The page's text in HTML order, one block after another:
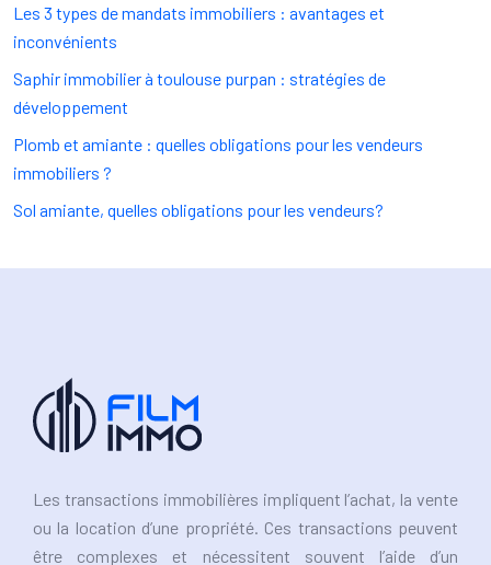
Les 3 types de mandats immobiliers : avantages et
inconvénients
Saphir immobilier à toulouse purpan : stratégies de
développement
Plomb et amiante : quelles obligations pour les vendeurs
immobiliers ?
Sol amiante, quelles obligations pour les vendeurs?
Les transactions immobilières impliquent l’achat, la vente
ou la location d’une propriété. Ces transactions peuvent
être complexes et nécessitent souvent l’aide d’un